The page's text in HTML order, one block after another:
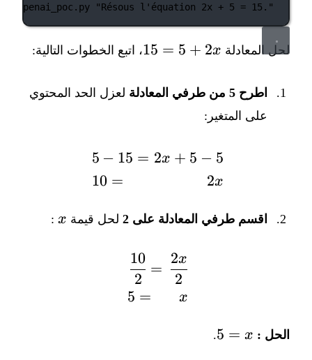
./openai_poc.py "Résous l'équation 2x + 5 = 15."
لحل المعادلة 2x
=
15
2x
+
5
=
15، اتبع الخطوات التالية:
اطرح 5 من طرفي المعادلة
لعزل الحد المحتوي
على المتغير:
\begin{aligned} 2x + 5 - 5 &= 15 - 5 \\ 2x &= 10 \end{aligned}2x + 5 − 5
2x
=
15
−
5
=
10
اقسم طرفي المعادلة على 2 لحل قيمة x
x
:
2
2x
x
=
2
10
=
5
الحل : x
x
=
5
.